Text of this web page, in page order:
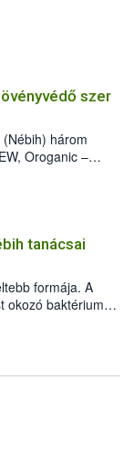
szer
három
Oroganic –
követően,
elleni további
kiskerti
termesztésben is
tanácsai
formája. A
okozó baktériumok
sütögetés
szól: legalább
valamint a
összegyűjtötte a